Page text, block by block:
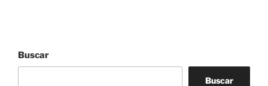
Buscar
Buscar